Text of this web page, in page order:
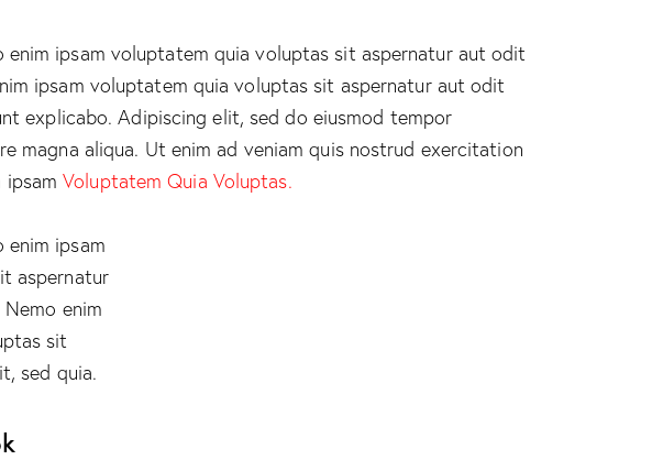
enim ipsam voluptatem quia voluptas sit aspernatur aut odit
ipsam voluptatem quia voluptas sit aspernatur aut odit
explicabo. Adipiscing elit, sed do eiusmod tempor
magna aliqua. Ut enim ad veniam quis nostrud exercitation
ipsamVoluptatem Quia Voluptas.
enim ipsam
aspernatur
enim
sit
sed quia.